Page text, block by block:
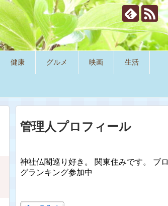
健康 グルメ 映画 生活
管理人プロフィール
神社仏閣巡り好き。 関東住みです。 ブロ
グランキング参加中